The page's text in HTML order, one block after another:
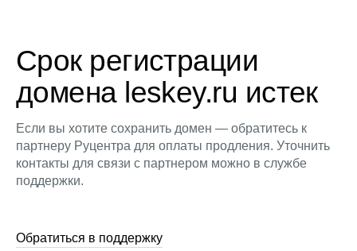
Срок регистрации
домена leskey.ru истек
Если вы хотите сохранить домен — обратитесь к
партнеру Руцентра для оплаты продления. Уточнить
контакты для связи с партнером можно в службе
поддержки.
Обратиться в поддержку